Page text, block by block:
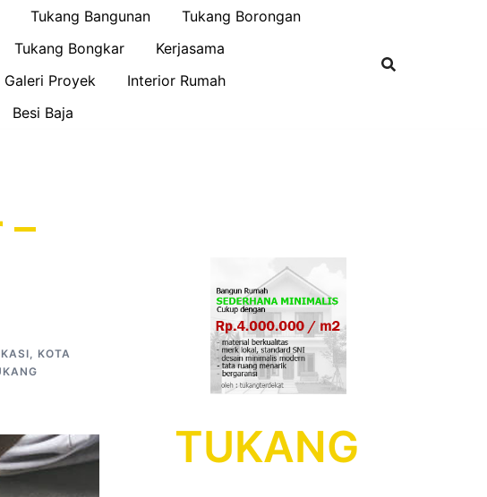
Tukang Bangunan
Tukang Borongan
Tukang Bongkar
Kerjasama
Galeri Proyek
Interior Rumah
Besi Baja
–
, KOTA
TUKANG